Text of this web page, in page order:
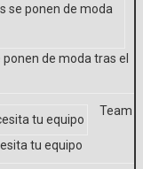
de moda tras el
Team
tu equipo